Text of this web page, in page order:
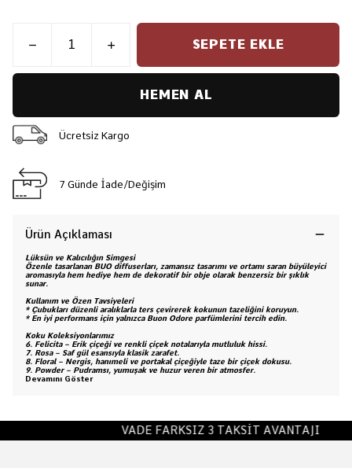
SEPETE EKLE
HEMEN AL
Ücretsiz Kargo
7 Günde İade/Değişim
Ürün Açıklaması
Lüksün ve Kalıcılığın Simgesi
Özenle tasarlanan BUO diffuserları, zamansız tasarımı ve ortamı saran büyüleyici
aromasıyla hem hediye hem de dekoratif bir obje olarak benzersiz bir şıklık
sunar.
Kullanım ve Özen Tavsiyeleri
* Çubukları düzenli aralıklarla ters çevirerek kokunun tazeliğini koruyun.
* En iyi performans için yalnızca Buon Odore parfümlerini tercih edin.
Koku Koleksiyonlarımız
6. Felicita – Erik çiçeği ve renkli çiçek notalarıyla mutluluk hissi.
7. Rosa – Saf gül esansıyla klasik zarafet.
8. Floral – Nergis, hanımeli ve portakal çiçeğiyle taze bir çiçek dokusu.
9. Powder – Pudramsı, yumuşak ve huzur veren bir atmosfer.
Devamını Göster
VADE FARKSIZ 3 TAKSİT AVANTAJI